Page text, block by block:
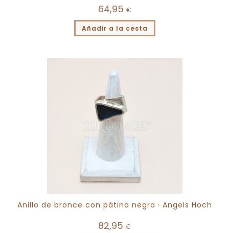
64,95 €
Añadir a la cesta
Anillo de bronce con pátina negra · Angels Hoch
82,95 €